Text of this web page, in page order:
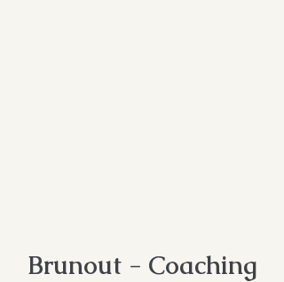
Brunout - Coaching